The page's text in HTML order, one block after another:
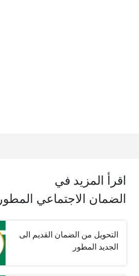
اقرأ المزيد في
الضمان الاجتماعي المطور
التحويل من الضمان القديم الى
الجديد المطور